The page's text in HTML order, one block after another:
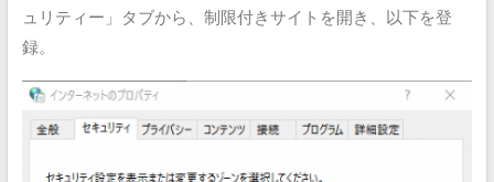
ュリティー」タブから、制限付きサイトを開き、以下を登
録。